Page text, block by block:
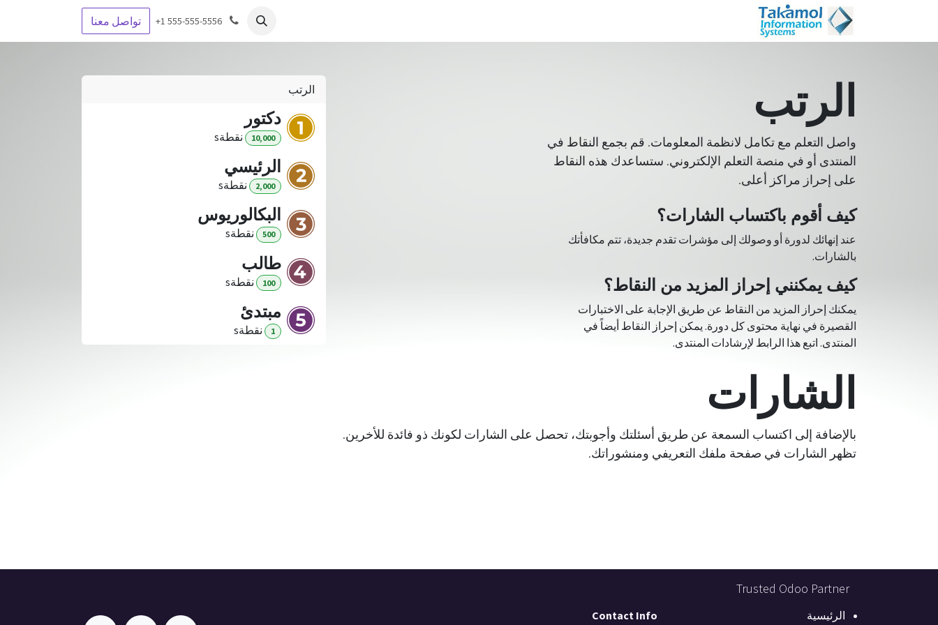
تخطي للذهاب إلى المحتوى
Help الوظائف
+1 555-555-5556 تواصل معنا
الرتب
واصل التعلم مع تكامل لانظمة المعلومات. قم بجمع النقاط في
المنتدى أو في منصة التعلم الإلكتروني. ستساعدك هذه النقاط
على إحراز مراكز أعلى.
كيف أقوم باكتساب الشارات؟
عند إنهائك لدورة أو وصولك إلى مؤشرات تقدم جديدة، تتم مكافأتك
بالشارات.
كيف يمكنني إحراز المزيد من النقاط؟
يمكنك إحراز المزيد من النقاط عن طريق الإجابة على الاختبارات
القصيرة في نهاية محتوى كل دورة. يمكن إحراز النقاط أيضاً في
المنتدى. اتبع هذا الرابط لإرشادات المنتدى.
الرتب
دكتور
10,000 نقطةs
الرئيسي
2,000 نقطةs
البكالوريوس
500 نقطةs
طالب
100 نقطةs
مبتدئ
1 نقطةs
الشارات
بالإضافة إلى اكتساب السمعة عن طريق أسئلتك وأجوبتك، تحصل على الشارات لكونك ذو فائدة للأخرين.
تظهر الشارات في صفحة ملفك التعريفي ومنشوراتك.
Trusted Odoo Partner
الرئيسية
Contact Info